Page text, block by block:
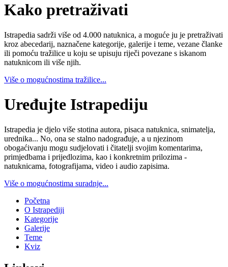
Kako pretraživati
Istrapedia sadrži više od 4.000 natuknica, a moguće ju je pretraživati
kroz abecedarij, naznačene kategorije, galerije i teme, vezane članke
ili pomoću tražilice u koju se upisuju riječi povezane s iskanom
natuknicom ili više njih.
Više o mogućnostima tražilice...
Uređujte Istrapediju
Istrapedia je djelo više stotina autora, pisaca natuknica, snimatelja,
urednika... No, ona se stalno nadograđuje, a u njezinom
obogaćivanju mogu sudjelovati i čitatelji svojim komentarima,
primjedbama i prijedlozima, kao i konkretnim prilozima -
natuknicama, fotografijama, video i audio zapisima.
Više o mogućnostima suradnje...
Početna
O Istrapediji
Kategorije
Galerije
Teme
Kviz